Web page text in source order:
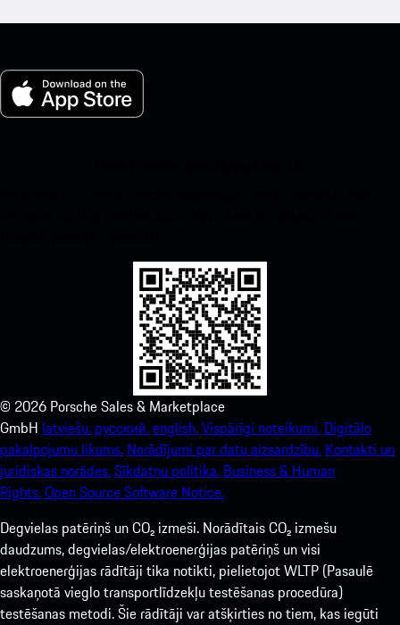
© 2026 Porsche Sales & Marketplace
GmbH latviešu. русский.english.Vispārīgi noteikumi. Digitālo
pakalpojumu likums. Norādījumi par datu aizsardzību. Kontakti un
juridiskas norādes.Sīkdatņu politika. Business & Human
Rights.Open Source Software Notice.
Degvielas patēriņš un CO₂ izmeši. Norādītais CO₂ izmešu
daudzums, degvielas/elektroenerģijas patēriņš un visi
elektroenerģijas rādītāji tika notikti, pielietojot WLTP (Pasaulē
saskaņotā vieglo transportlīdzekļu testēšanas procedūra)
testēšanas metodi. Šie rādītāji var atšķirties no tiem, kas iegūti